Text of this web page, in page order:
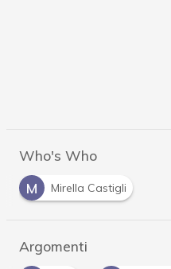
Who's Who
M
Mirella Castigli
Argomenti